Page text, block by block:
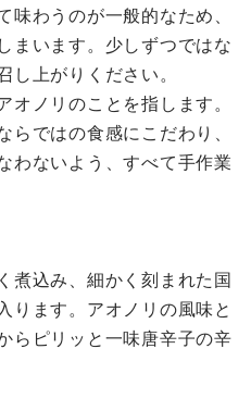
わうのが一般的なため、
まいます。少しずつではな
し上がりください。
ノリのことを指します。
らではの食感にこだわり、
わないよう、すべて手作業
煮込み、細かく刻まれた国
ります。アオノリの風味と
らピリッと一味唐辛子の辛